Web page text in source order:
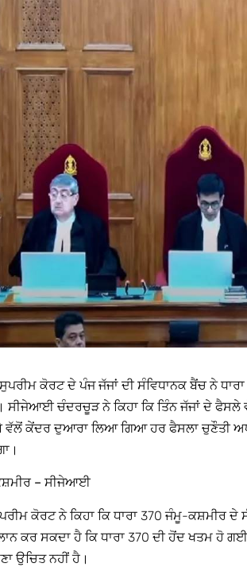
ਕੋਰਟ ਦੇ ਪੰਜ ਜੱਜਾਂ ਦੀ ਸੰਵਿਧਾਨਕ ਬੈਂਚ ਨੇ
ਸੀਜੇਆਈ ਚੰਦਰਚੂੜ ਨੇ ਕਿਹਾ ਕਿ ਤਿੰਨ ਜੱਜਾਂ ਦੇ ਫੈਸਲੇ
ਵੱਲੋਂ ਕੇਂਦਰ ਦੁਆਰਾ ਲਿਆ ਗਿਆ ਹਰ ਫੈਸਲਾ ਚੁਣੌਤੀ
– ਸੀਜੇਆਈ
ਕੋਰਟ ਨੇ ਕਿਹਾ ਕਿ ਧਾਰਾ 370 ਜੰਮੂ-
ਕਰ ਸਕਦਾ ਹੈ ਕਿ ਧਾਰਾ 370 ਦੀ ਹੋਂਦ ਖਤਮ ਹੋ
ਉਚਿਤ ਨਹੀਂ ਹੈ।